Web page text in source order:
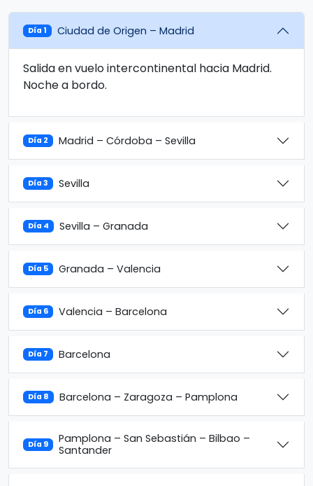
Día 1 Ciudad de Origen – Madrid
Salida en vuelo intercontinental hacia Madrid.
Noche a bordo.
Día 2 Madrid – Córdoba – Sevilla
Día 3 Sevilla
Día 4 Sevilla – Granada
Día 5 Granada – Valencia
Día 6 Valencia – Barcelona
Día 7 Barcelona
Día 8 Barcelona – Zaragoza – Pamplona
Día 9
Pamplona – San Sebastián – Bilbao –
Santander